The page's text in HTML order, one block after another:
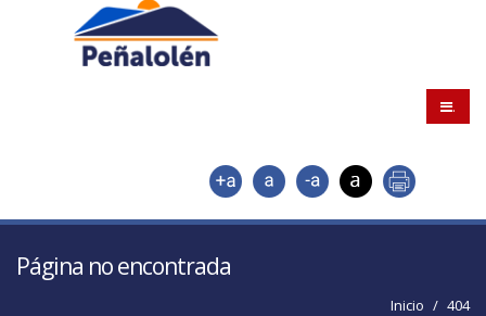
.
Página no encontrada
Inicio 404